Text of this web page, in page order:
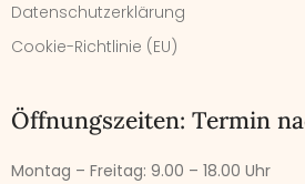
Datenschutzerklärung
Cookie-Richtlinie (EU)
Öffnungszeiten: Termin
Montag – Freitag: 9.00 – 18.00 Uhr